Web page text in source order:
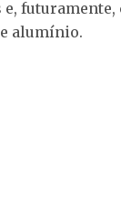
e,
alumínio.